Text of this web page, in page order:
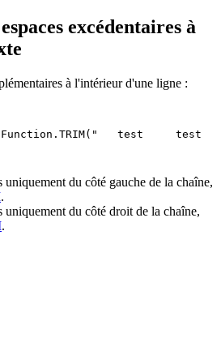
excédentaires à
à l'intérieur d'une ligne :
test     test
uniquement du côté gauche de la chaîne,
.
uniquement du côté droit de la chaîne,
.